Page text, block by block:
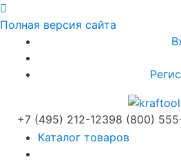
Полная версия сайта
+7 (495) 212-12398 (800)
Каталог товаров